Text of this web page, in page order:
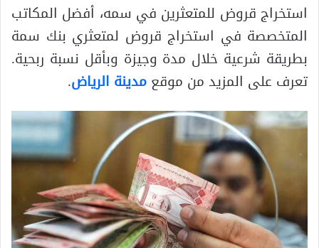
استخراج قروض للمتعثرين في سمه، أفضل المكاتب
المتخصصة في استخراج قروض لمتعثري بنك سمة
بطريقة شرعية خلال مدة وجيزة وبأقل نسبة ربحية.
تعرف على المزيد من موقعمدينة الرياض.